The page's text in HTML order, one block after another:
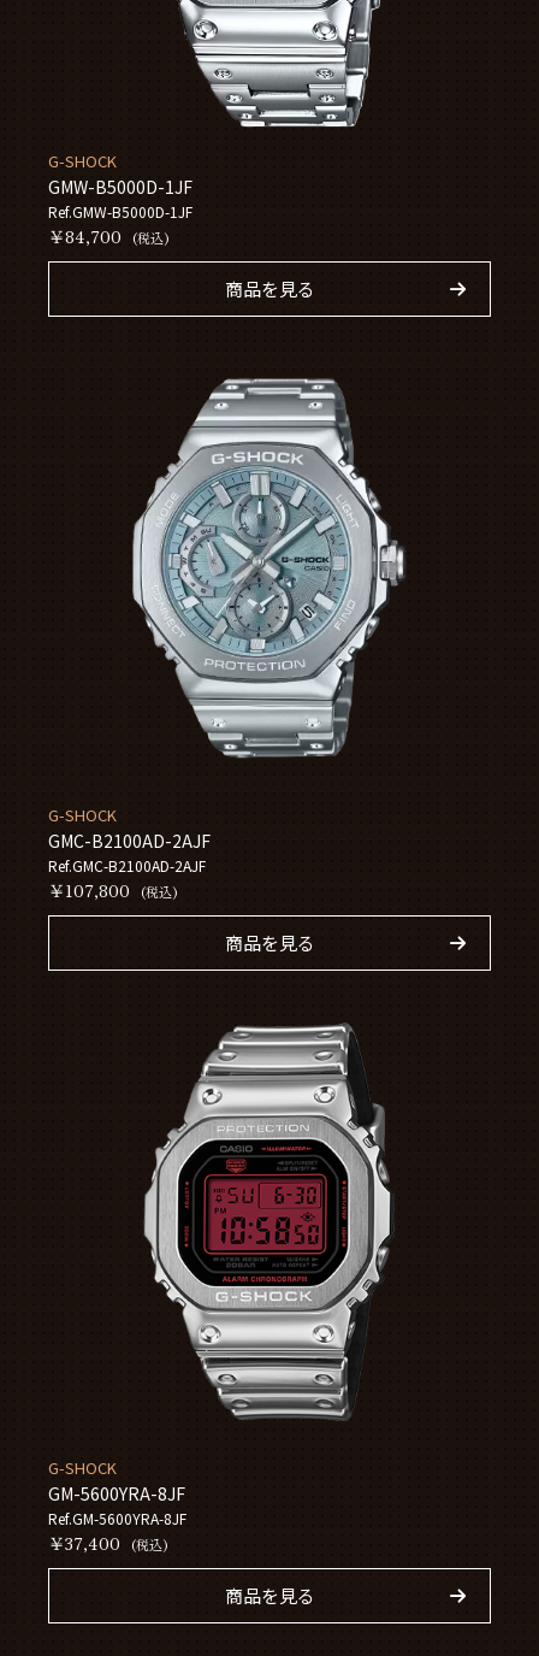
G-SHOCK
GMW-B5000D-1JF
Ref.GMW-B5000D-1JF
￥84,700 (税込)
商品を見る
G-SHOCK
GMC-B2100AD-2AJF
Ref.GMC-B2100AD-2AJF
￥107,800 (税込)
商品を見る
G-SHOCK
GM-5600YRA-8JF
Ref.GM-5600YRA-8JF
￥37,400 (税込)
商品を見る